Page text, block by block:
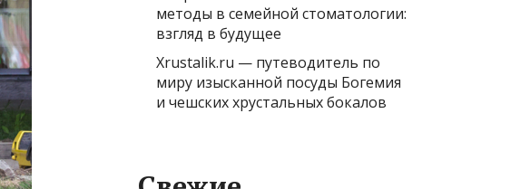
методы в семейной стоматологии:
взгляд в будущее
Xrustalik.ru — путеводитель по
миру изысканной посуды Богемия
и чешских хрустальных бокалов